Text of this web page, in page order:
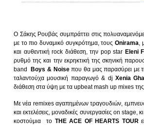
Ο Σάκης Ρουβάς συμπράττει στις
με το πιο δυναμικό συγκρότημα, τους Onirama,
και αυθεντική rock διάθεση, την pop star Eleni
ρυθμό της και την εκρηκτική της σκηνική
band
Boys & Noiseπου θα μας παρασύρει με
ταλαντούχα μουσική παραγωγό & dj Xenia
διάθεση στα ύψη με τα upbeat mash up mixes
Με νέα remixes αγαπημένων τραγουδιών,
και εκτελέσεις, μοναδικές συνεργασίες on stage,
κοστούμια το THE ACE OF HEARTS TOUR